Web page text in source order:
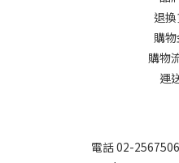
退
購
購物
運
電話 02-